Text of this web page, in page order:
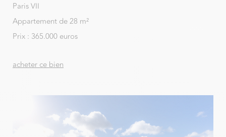
Paris VII
Appartement de 28 m²
Prix : 365.000 euros
acheter ce bien